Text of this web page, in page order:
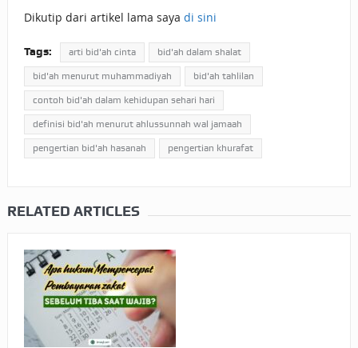
Dikutip dari artikel lama saya di sini
Tags: arti bid'ah cinta bid'ah dalam shalat
bid'ah menurut muhammadiyah bid'ah tahlilan
contoh bid'ah dalam kehidupan sehari hari
definisi bid'ah menurut ahlussunnah wal jamaah
pengertian bid'ah hasanah pengertian khurafat
RELATED ARTICLES